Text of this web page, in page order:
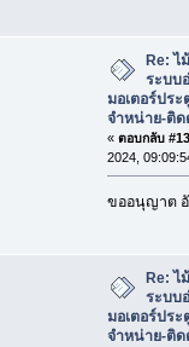
Re:
ระบบ
มอเตอร์ประ
จำหน่าย-ติด
« ตอบกลับ
2024,
ขออนุญาต
Re:
ระบบ
มอเตอร์ประ
จำหน่าย-ติด